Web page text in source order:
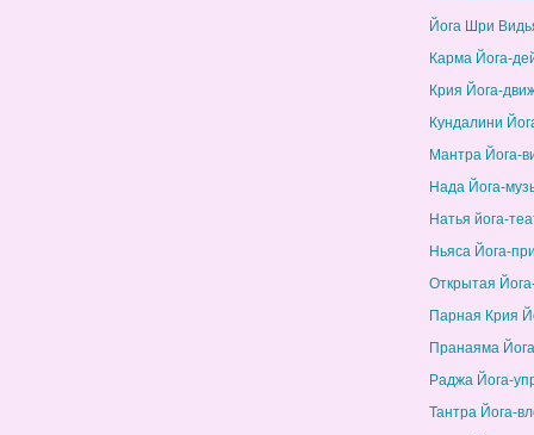
Йога Шри
Карма Йога-
Крия Йога-
Кундалини
Мантра Йога-
Нада Йога-
Натья йога-
Ньяса Йога-
Открытая
Парная Крия
Пранаяма
Раджа Йога-
Тантра Йога-